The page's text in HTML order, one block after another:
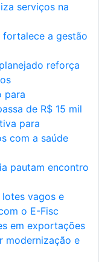
serviços na
fortalece a gestão
reforça
para
de R$ 15 mil
para
com a saúde
pautam encontro
vagos e
o E-Fisc
em exportações
modernização e